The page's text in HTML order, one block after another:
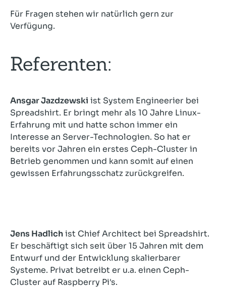
Für Fragen stehen wir natürlich gern zur
Verfügung.
Referenten:
Ansgar Jazdzewski ist System Engineerier bei
Spreadshirt. Er bringt mehr als 10 Jahre Linux-
Erfahrung mit und hatte schon immer ein
Interesse an Server-Technologien. So hat er
bereits vor Jahren ein erstes Ceph-Cluster in
Betrieb genommen und kann somit auf einen
gewissen Erfahrungsschatz zurückgreifen.
Jens Hadlichist Chief Architect bei Spreadshirt.
Er beschäftigt sich seit über 15 Jahren mit dem
Entwurf und der Entwicklung skalierbarer
Systeme. Privat betreibt er u.a. einen Ceph-
Cluster auf Raspberry Pi's.